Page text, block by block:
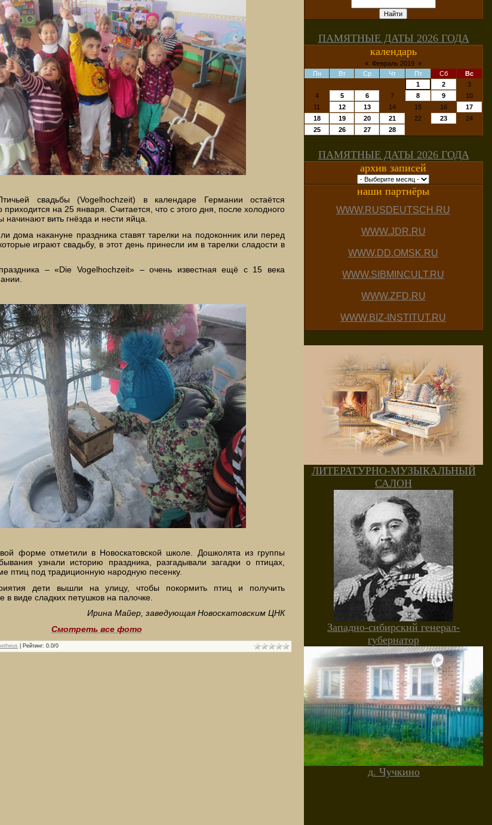
свадьбы (Vogelhochzeit) в календаре Германии остаётся
на 25 января. Считается, что с этого дня, после холодного
вить гнёзда и нести яйца.
дома накануне праздника ставят тарелки на подоконник или перед
играют свадьбу, в этот день принесли им в тарелки сладости в
– «Die Vogelhochzeit» – очень известная ещё с 15 века
форме отметили в Новоскатовской школе. Дошколята из группы
узнали историю праздника, разгадывали загадки о птицах,
птиц под традиционную народную песенку.
дети вышли на улицу, чтобы покормить птиц и получить
в виде сладких петушков на палочке.
Ирина Майер, заведующая Новоскатовским ЦНК
Смотреть все фото
Рейтинг: 0.0/0
ПАМЯТНЫЕ ДАТЫ 2026 ГОДА
календарь
« Февраль 2019 »
Пн
Вт Ср Чт Пт Сб
Вс
1
2
3
4
5 6 7 8 9
10
11
12 13 14 15 16
17
18
19 20 21 22 23
24
25
26 27 28
ПАМЯТНЫЕ ДАТЫ 2026 ГОДА
архив записей
наши партнёры
WWW.RUSDEUTSCH.RU
WWW.JDR.RU
WWW.DD.OMSK.RU
WWW.SIBMINCULT.RU
WWW.ZFD.RU
WWW.BIZ-INSTITUT.RU
ЛИТЕРАТУРНО-МУЗЫКАЛЬНЫЙ
САЛОН
Западно-сибирский генерал-
губернатор
д. Чучкино